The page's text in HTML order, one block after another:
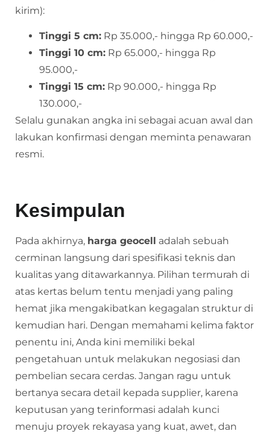
kirim):
Tinggi 5 cm: Rp 35.000,- hingga Rp 60.000,-
Tinggi 10 cm: Rp 65.000,- hingga Rp
95.000,-
Tinggi 15 cm: Rp 90.000,- hingga Rp
130.000,-
Selalu gunakan angka ini sebagai acuan awal dan
lakukan konfirmasi dengan meminta penawaran
resmi.
Kesimpulan
Pada akhirnya, harga geocell adalah sebuah
cerminan langsung dari spesifikasi teknis dan
kualitas yang ditawarkannya. Pilihan termurah di
atas kertas belum tentu menjadi yang paling
hemat jika mengakibatkan kegagalan struktur di
kemudian hari. Dengan memahami kelima faktor
penentu ini, Anda kini memiliki bekal
pengetahuan untuk melakukan negosiasi dan
pembelian secara cerdas. Jangan ragu untuk
bertanya secara detail kepada supplier, karena
keputusan yang terinformasi adalah kunci
menuju proyek rekayasa yang kuat, awet, dan